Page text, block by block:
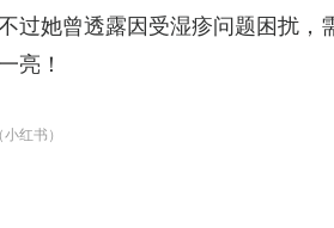
过她曾透露因受湿疹问题困扰
亮！
红书）